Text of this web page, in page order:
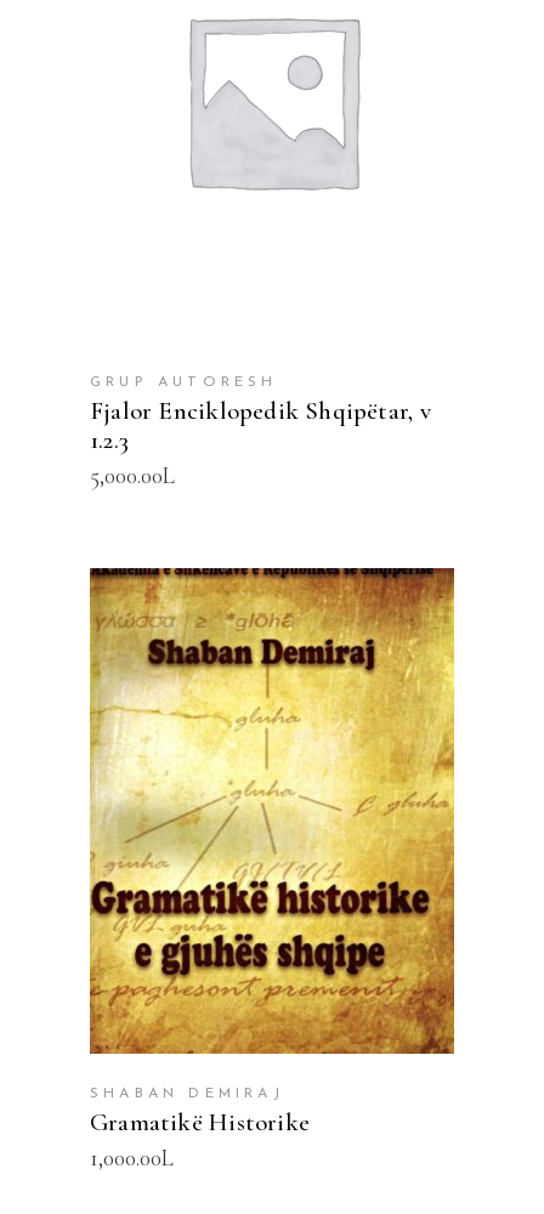
SHTOJE NË SHPORTË
GRUP AUTORESH
Fjalor Enciklopedik Shqipëtar, v
1.2.3
5,000.00L
SHTOJE NË SHPORTË
SHABAN DEMIRAJ
Gramatikë Historike
1,000.00L